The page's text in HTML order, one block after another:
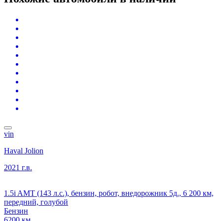
vin
Haval Jolion
2021 г.в.
1.5i AMT (143 л.с.), бензин, робот, внедорожник 5д., 6 200 км,
передний, голубой
Бензин